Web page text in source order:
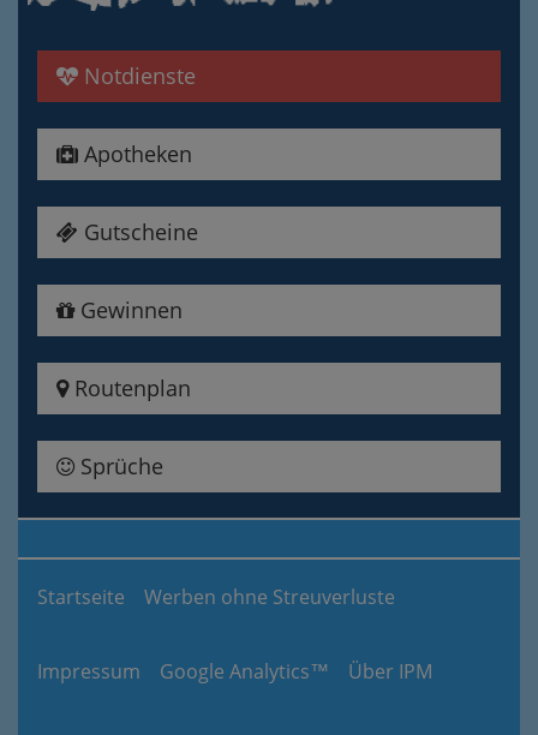
Notdienste
Apotheken
Gutscheine
Gewinnen
Routenplan
Sprüche
Startseite Werben ohne Streuverluste
Impressum Google Analytics™ Über IPM